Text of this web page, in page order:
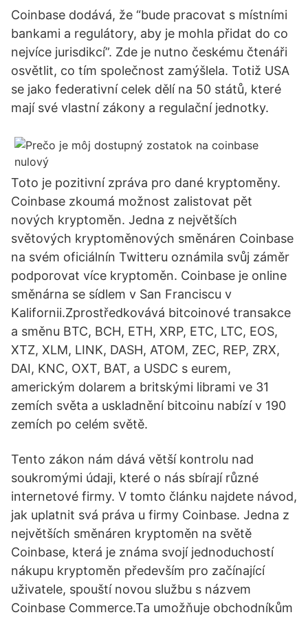
Coinbase dodává, že “bude pracovat s místními
bankami a regulátory, aby je mohla přidat do co
nejvíce jurisdikcí”. Zde je nutno českému čtenáři
osvětlit, co tím společnost zamýšlela. Totiž USA
se jako federativní celek dělí na 50 států, které
mají své vlastní zákony a regulační jednotky.
Toto je pozitivní zpráva pro dané kryptoměny.
Coinbase zkoumá možnost zalistovat pět
nových kryptoměn. Jedna z největších
světových kryptoměnových směnáren Coinbase
na svém oficiálnín Twitteru oznámila svůj záměr
podporovat více kryptoměn. Coinbase je online
směnárna se sídlem v San Franciscu v
Kalifornii.Zprostředkovává bitcoinové transakce
a směnu BTC, BCH, ETH, XRP, ETC, LTC, EOS,
XTZ, XLM, LINK, DASH, ATOM, ZEC, REP, ZRX,
DAI, KNC, OXT, BAT, a USDC s eurem,
americkým dolarem a britskými librami ve 31
zemích světa a uskladnění bitcoinu nabízí v 190
zemích po celém světě.
Tento zákon nám dává větší kontrolu nad
soukromými údaji, které o nás sbírají různé
internetové firmy. V tomto článku najdete návod,
jak uplatnit svá práva u firmy Coinbase. Jedna z
největších směnáren kryptoměn na světě
Coinbase, která je známa svojí jednoduchostí
nákupu kryptoměn především pro začínající
uživatele, spouští novou službu s názvem
Coinbase Commerce.Ta umožňuje obchodníkům